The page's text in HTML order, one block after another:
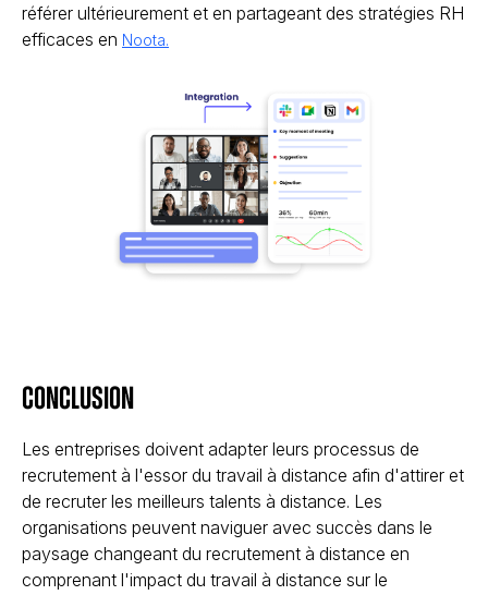
référer ultérieurement et en partageant des stratégies RH
efficaces en Noota.
Conclusion
Les entreprises doivent adapter leurs processus de
recrutement à l'essor du travail à distance afin d'attirer et
de recruter les meilleurs talents à distance. Les
organisations peuvent naviguer avec succès dans le
paysage changeant du recrutement à distance en
comprenant l'impact du travail à distance sur le